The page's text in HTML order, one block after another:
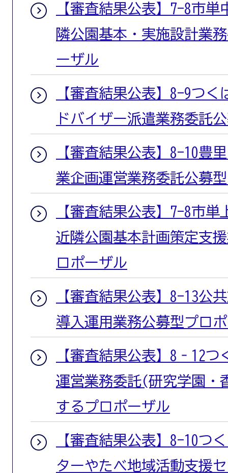
【審査結果公表】7-8市単
隣公園基本・実施設計業
ーザル
【審査結果公表】8-9つ
ドバイザー派遣業務委託
【審査結果公表】8-10豊
業企画運営業務委託公募
【審査結果公表】7-8市単
近隣公園基本計画策定支
ロポーザル
【審査結果公表】8-13公
導入運用業務公募型プロ
【審査結果公表】8‐12つ
運営業務委託(研究学園・
するプロポーザル
【審査結果公表】8-10つ
ターやたべ地域活動支援